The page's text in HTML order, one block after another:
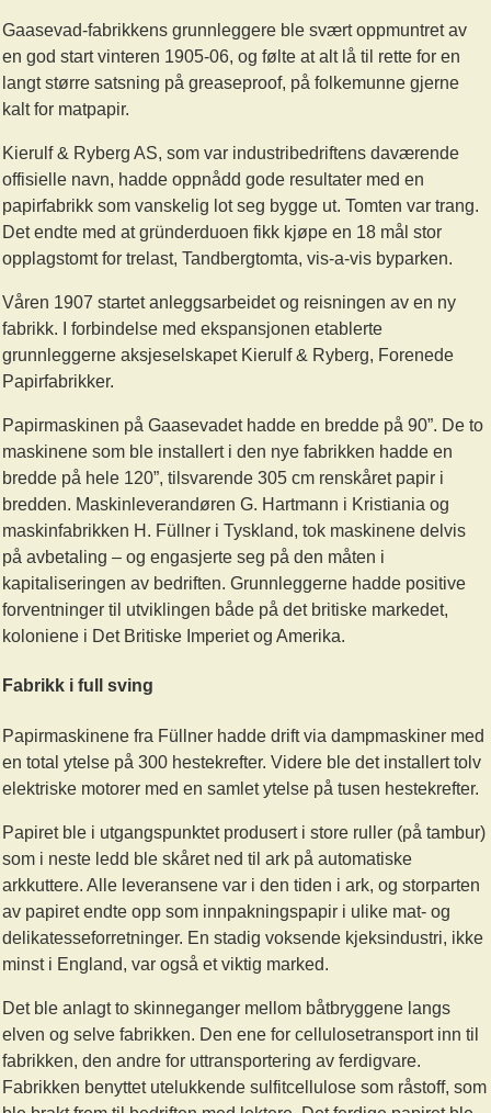
Gaasevad-fabrikkens grunnleggere ble svært oppmuntret av
en god start vinteren 1905-06, og følte at alt lå til rette for en
langt større satsning på greaseproof, på folkemunne gjerne
kalt for matpapir.
Kierulf & Ryberg AS, som var industribedriftens daværende
offisielle navn, hadde oppnådd gode resultater med en
papirfabrikk som vanskelig lot seg bygge ut. Tomten var trang.
Det endte med at gründerduoen fikk kjøpe en 18 mål stor
opplagstomt for trelast, Tandbergtomta, vis-a-vis byparken.
Våren 1907 startet anleggsarbeidet og reisningen av en ny
fabrikk. I forbindelse med ekspansjonen etablerte
grunnleggerne aksjeselskapet Kierulf & Ryberg, Forenede
Papirfabrikker.
Papirmaskinen på Gaasevadet hadde en bredde på 90”. De to
maskinene som ble installert i den nye fabrikken hadde en
bredde på hele 120”, tilsvarende 305 cm renskåret papir i
bredden. Maskinleverandøren G. Hartmann i Kristiania og
maskinfabrikken H. Füllner i Tyskland, tok maskinene delvis
på avbetaling – og engasjerte seg på den måten i
kapitaliseringen av bedriften. Grunnleggerne hadde positive
forventninger til utviklingen både på det britiske markedet,
koloniene i Det Britiske Imperiet og Amerika.
Fabrikk i full sving
Papirmaskinene fra Füllner hadde drift via dampmaskiner med
en total ytelse på 300 hestekrefter. Videre ble det installert tolv
elektriske motorer med en samlet ytelse på tusen hestekrefter.
Papiret ble i utgangspunktet produsert i store ruller (på tambur)
som i neste ledd ble skåret ned til ark på automatiske
arkkuttere. Alle leveransene var i den tiden i ark, og storparten
av papiret endte opp som innpakningspapir i ulike mat- og
delikatesseforretninger. En stadig voksende kjeksindustri, ikke
minst i England, var også et viktig marked.
Det ble anlagt to skinneganger mellom båtbryggene langs
elven og selve fabrikken. Den ene for cellulosetransport inn til
fabrikken, den andre for uttransportering av ferdigvare.
Fabrikken benyttet utelukkende sulfitcellulose som råstoff, som